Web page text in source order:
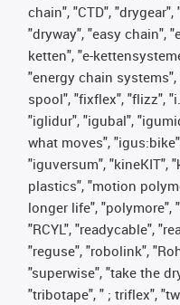
chain", "CTD",
"dryway", "easy chain",
ketten", "e-
"energy chain
spool", "fixflex", "flizz",
"iglidur", "igubal",
what moves",
"iguversum", "kineKIT",
plastics", "motion
longer life", "polymore",
"RCYL", "readycable",
"reguse", "robolink",
"superwise", "take the
"tribotape", " ; triflex",